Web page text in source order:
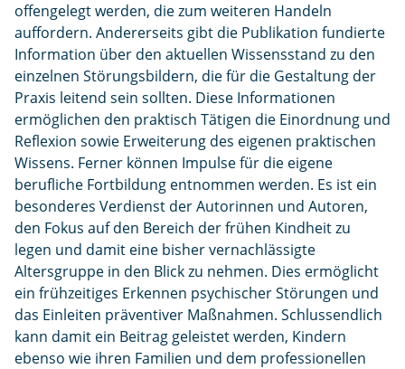
offengelegt werden, die zum weiteren Handeln
auffordern. Andererseits gibt die Publikation fundierte
Information über den aktuellen Wissensstand zu den
einzelnen Störungsbildern, die für die Gestaltung der
Praxis leitend sein sollten. Diese Informationen
ermöglichen den praktisch Tätigen die Einordnung und
Reflexion sowie Erweiterung des eigenen praktischen
Wissens. Ferner können Impulse für die eigene
berufliche Fortbildung entnommen werden. Es ist ein
besonderes Verdienst der Autorinnen und Autoren,
den Fokus auf den Bereich der frühen Kindheit zu
legen und damit eine bisher vernachlässigte
Altersgruppe in den Blick zu nehmen. Dies ermöglicht
ein frühzeitiges Erkennen psychischer Störungen und
das Einleiten präventiver Maßnahmen. Schlussendlich
kann damit ein Beitrag geleistet werden, Kindern
ebenso wie ihren Familien und dem professionellen